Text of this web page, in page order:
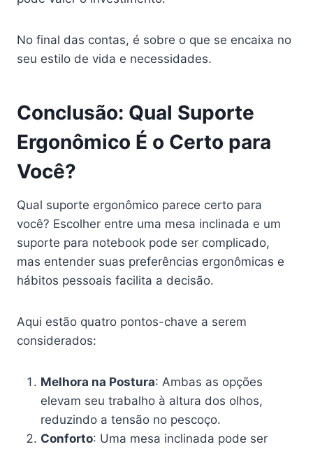
No final das contas, é sobre o que se encaixa no
seu estilo de vida e necessidades.
Conclusão: Qual Suporte
Ergonômico É o Certo para
Você?
Qual suporte ergonômico parece certo para
você? Escolher entre uma mesa inclinada e um
suporte para notebook pode ser complicado,
mas entender suas preferências ergonômicas e
hábitos pessoais facilita a decisão.
Aqui estão quatro pontos-chave a serem
considerados:
Melhora na Postura: Ambas as opções
elevam seu trabalho à altura dos olhos,
reduzindo a tensão no pescoço.
Conforto: Uma mesa inclinada pode ser